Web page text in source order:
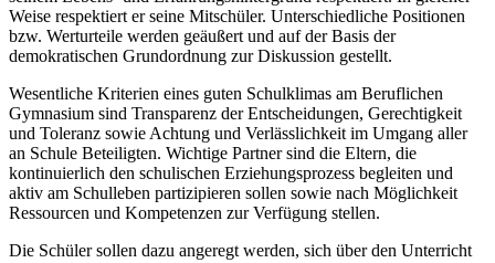
Weise respektiert er seine Mitschüler. Unterschiedliche Positionen
bzw. Werturteile werden geäußert und auf der Basis der
demokratischen Grundordnung zur Diskussion gestellt.
Wesentliche Kriterien eines guten Schulklimas am Beruflichen
Gymnasium sind Transparenz der Entscheidungen, Gerechtigkeit
und Toleranz sowie Achtung und Verlässlichkeit im Umgang aller
an Schule Beteiligten. Wichtige Partner sind die Eltern, die
kontinuierlich den schulischen Erziehungsprozess begleiten und
aktiv am Schulleben partizipieren sollen sowie nach Möglichkeit
Ressourcen und Kompetenzen zur Verfügung stellen.
Die Schüler sollen dazu angeregt werden, sich über den Unterricht